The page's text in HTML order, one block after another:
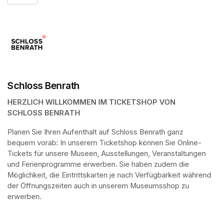
Schloss Benrath
HERZLICH WILLKOMMEN IM TICKETSHOP VON
SCHLOSS BENRATH
Planen Sie Ihren Aufenthalt auf Schloss Benrath ganz
bequem vorab: In unserem Ticketshop können Sie Online-
Tickets für unsere Museen, Ausstellungen, Veranstaltungen
und Ferienprogramme erwerben. Sie haben zudem die
Möglichkeit, die Eintrittskarten je nach Verfügbarkeit während
der Öffnungszeiten auch in unserem Museumsshop zu
erwerben.